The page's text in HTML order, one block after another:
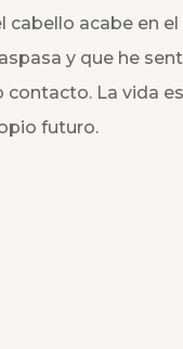
acabe en el
y que he
contacto. La vida
futuro.